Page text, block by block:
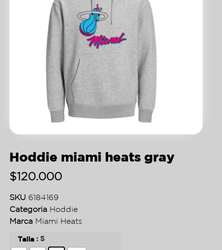
Hoddie miami heats gray
$120.000
SKU 6184169
Categoria Hoddie
Marca Miami Heats
Talla : S